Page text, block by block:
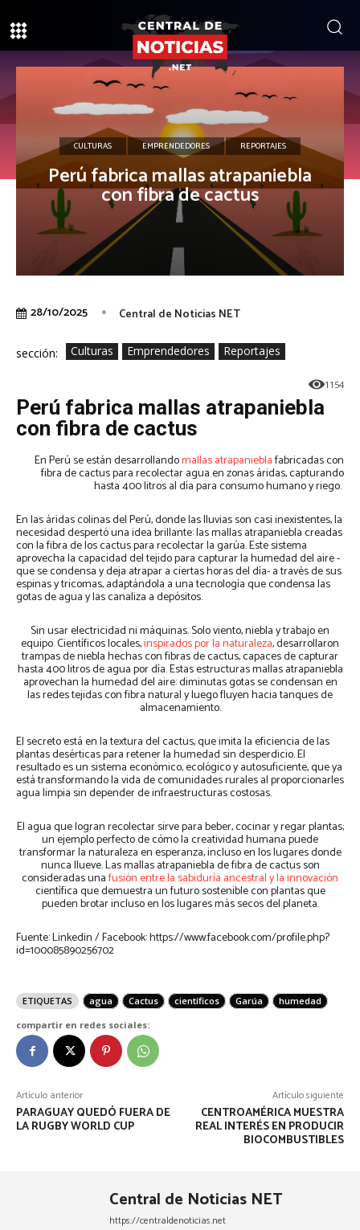
CULTURAS EMPRENDEDORES REPORTAJES
Perú fabrica mallas atrapaniebla
con fibra de cactus
28/10/2025 Central de Noticias NET
sección: Culturas Emprendedores Reportajes
1154
Perú fabrica mallas atrapaniebla
con fibra de cactus
En Perú se están desarrollandomallas atrapanieblafabricadas con
fibra de cactus para recolectar agua en zonas áridas, capturando
hasta 400 litros al día para consumo humano y riego.
En las áridas colinas del Perú, donde las lluvias son casi inexistentes, la
necesidad despertó una idea brillante: las mallas atrapaniebla creadas
con la fibra de los cactus para recolectar la garúa. Este sistema
aprovecha la capacidad del tejido para capturar la humedad del aire -
que se condensa y deja atrapar a ciertas horas del día- a través de sus
espinas y tricomas, adaptándola a una tecnología que condensa las
gotas de agua y las canaliza a depósitos.
Sin usar electricidad ni máquinas. Solo viento, niebla y trabajo en
equipo. Científicos locales,inspirados por la naturaleza, desarrollaron
trampas de niebla hechas con fibras de cactus, capaces de capturar
hasta 400 litros de agua por día. Estas estructuras mallas atrapaniebla
aprovechan la humedad del aire: diminutas gotas se condensan en
las redes tejidas con fibra natural y luego fluyen hacia tanques de
almacenamiento.
El secreto está en la textura del cactus, que imita la eficiencia de las
plantas desérticas para retener la humedad sin desperdicio. El
resultado es un sistema económico, ecológico y autosuficiente, que ya
está transformando la vida de comunidades rurales al proporcionarles
agua limpia sin depender de infraestructuras costosas.
El agua que logran recolectar sirve para beber, cocinar y regar plantas;
un ejemplo perfecto de cómo la creatividad humana puede
transformar la naturaleza en esperanza, incluso en los lugares donde
nunca llueve. Las mallas atrapaniebla de fibra de cactus son
consideradas unafusión entre la sabiduría ancestral y la innovación
científica que demuestra un futuro sostenible con plantas que
pueden brotar incluso en los lugares más secos del planeta.
Fuente: Linkedin / Facebook: https://www.facebook.com/profile.php?
id=100085890256702
ETIQUETAS agua Cactus científicos Garúa
humedad
compartir en redes sociales:
Artículo anterior
PARAGUAY QUEDÓ FUERA DE
LA RUGBY WORLD CUP
Artículo siguiente
CENTROAMÉRICA MUESTRA
REAL INTERÉS EN PRODUCIR
BIOCOMBUSTIBLES
Central de Noticias NET
https://centraldenoticias.net